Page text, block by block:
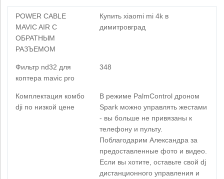
POWER CABLE
MAVIC AIR С
ОБРАТНЫМ
РАЗЪЕМОМ
Купить xiaomi mi 4k в
димитровград
Фильтр nd32 для
коптера mavic pro
348
Комплектация комбо
dji по низкой цене
В режиме PalmControl дроном
Spark можно управлять жестами
- вы больше не привязаны к
телефону и пульту.
Поблагодарим Александра за
предоставленные фото и видео.
Если вы хотите, оставьте свой dj
дистанционного управления и